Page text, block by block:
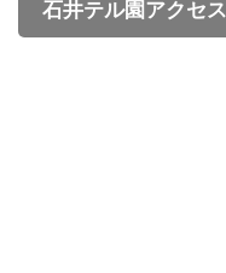
石井テル園アクセス